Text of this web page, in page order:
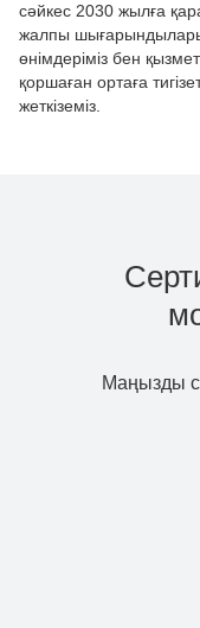
сәйкес 2030 жылға
жалпы
өнімдеріміз бен
қоршаған ортаға
жеткіземіз.
Маңызды